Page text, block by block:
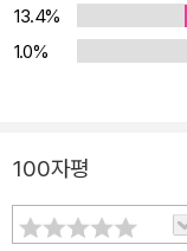
13.4%
1.0%
100자평